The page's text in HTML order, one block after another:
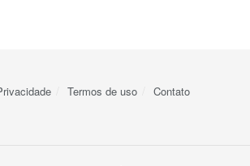
Termos de uso Contato